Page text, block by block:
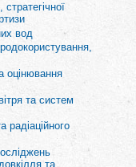
вод
оцінювання
та систем
радіаційного
та